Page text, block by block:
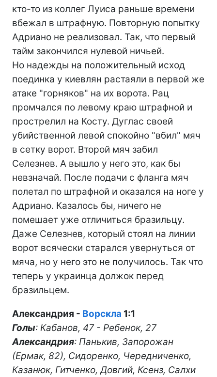
кто-то из коллег Луиса раньше времени
вбежал в штрафную. Повторную попытку
Адриано не реализовал. Так, что первый
тайм закончился нулевой ничьей.
Но надежды на положительный исход
поединка у киевлян растаяли в первой же
атаке "горняков" на их ворота. Рац
промчался по левому краю штрафной и
прострелил на Косту. Дуглас своей
убийственной левой спокойно "вбил" мяч
в сетку ворот. Второй мяч забил
Селезнев. А вышло у него это, как бы
невзначай. После подачи с фланга мяч
полетал по штрафной и оказался на ноге у
Адриано. Казалось бы, ничего не
помешает уже отличиться бразильцу.
Даже Селезнев, который стоял на линии
ворот всячески старался увернуться от
мяча, но у него это не получилось. Так что
теперь у украинца должок перед
бразильцем.
Александрия - Ворскла 1:1
Голы: Кабанов, 47 - Ребенок, 27
Александрия: Панькив, Запорожан
(Ермак, 82), Сидоренко, Чередниченко,
Казанюк, Гитченко, Довгий, Ксенз, Салхи